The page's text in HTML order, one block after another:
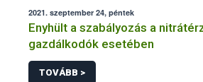
2021. szeptember 24, péntek
Enyhült a szabályozás a
gazdálkodók esetében
TOVÁBB >